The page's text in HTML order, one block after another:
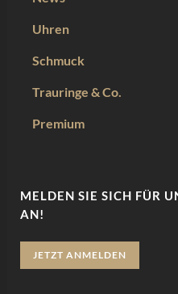
Uhren
Schmuck
Trauringe & Co.
Premium
MELDEN SIE SICH FÜR
AN!
JETZT ANMELDEN